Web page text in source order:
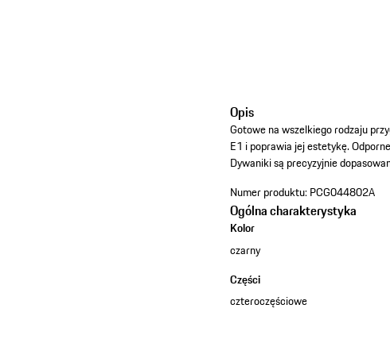
Opis
Gotowe na wszelkiego rodzaju
E1 i poprawia jej estetykę.
Dywaniki są precyzyjnie
Numer produktu:PCG044802A
Ogólna charakterystyka
Kolor
czarny
Części
czteroczęściowe